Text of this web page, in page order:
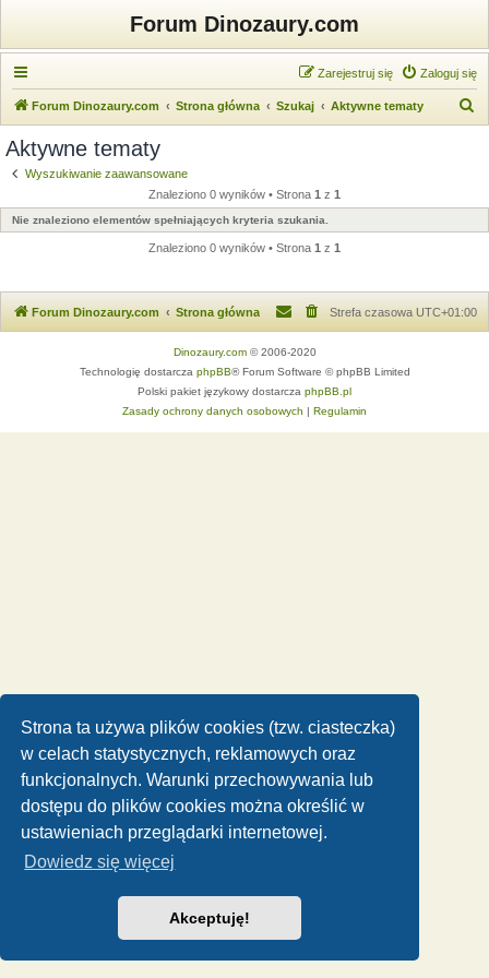
Strona ta używa plików cookies (tzw. ciasteczka)
w celach statystycznych, reklamowych oraz
funkcjonalnych. Warunki przechowywania lub
dostępu do plików cookies można określić w
ustawieniach przeglądarki internetowej.
Dowiedz się więcej
Akceptuję!
Forum Dinozaury.com
Zaloguj się
Zarejestruj się
Forum Dinozaury.com Strona główna Szukaj Aktywne tematy
a
j
Aktywne tematy
Wyszukiwanie zaawansowane
Znaleziono 0 wyników • Strona 1 z 1
Nie znaleziono elementów spełniających kryteria szukania.
Znaleziono 0 wyników • Strona 1 z 1
Forum Dinozaury.com Strona główna Strefa czasowa UTC+01:00
Dinozaury.com© 2006-2020
Technologię dostarcza phpBB® Forum Software © phpBB Limited
Polski pakiet językowy dostarcza phpBB.pl
Zasady ochrony danych osobowych | Regulamin